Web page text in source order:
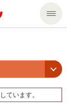
ています。